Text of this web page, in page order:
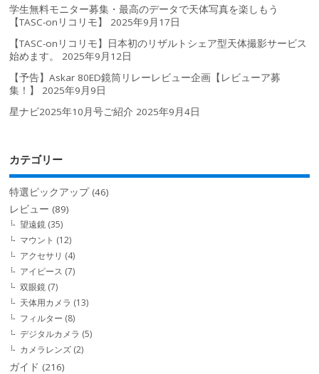
学生無料モニター募集・最高のデータで天体写真を楽しもう
【TASC-onリコリモ】
2025年9月17日
【TASC-onリコリモ】日本初のリザルトシェア型天体撮影サービス
始めます。
2025年9月12日
【予告】Askar 80ED鏡筒リレーレビュー企画【レビューア募
集！】
2025年9月9日
星ナビ2025年10月号ご紹介 2025年9月4日
カテゴリー
特選ピックアップ(46)
レビュー (89)
望遠鏡 (35)
マウント (12)
アクセサリ (4)
アイピース (7)
双眼鏡 (7)
天体用カメラ (13)
フィルター (8)
デジタルカメラ (5)
カメラレンズ (2)
ガイド (216)